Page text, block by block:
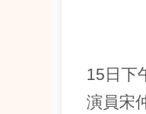
15日下
演員宋